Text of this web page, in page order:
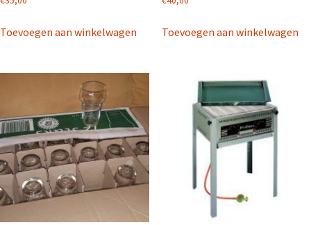
Toevoegen aan winkelwagen Toevoegen aan winkelwagen